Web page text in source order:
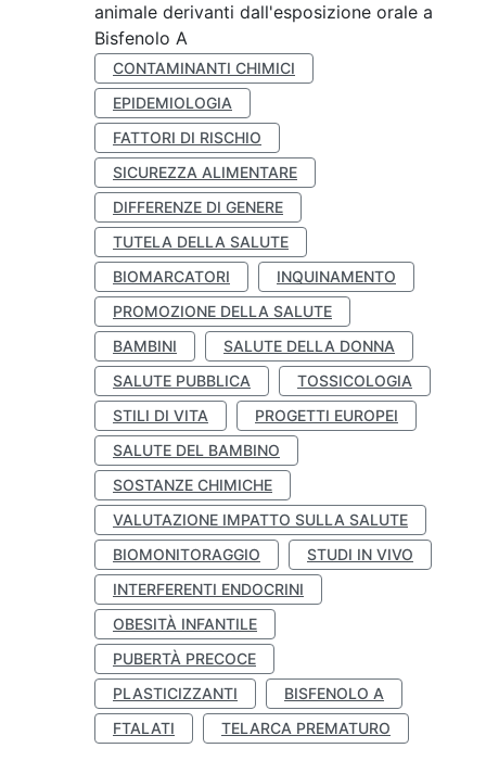
animale derivanti dall'esposizione orale a
Bisfenolo A
CONTAMINANTI CHIMICI
EPIDEMIOLOGIA
FATTORI DI RISCHIO
SICUREZZA ALIMENTARE
DIFFERENZE DI GENERE
TUTELA DELLA SALUTE
BIOMARCATORI
INQUINAMENTO
PROMOZIONE DELLA SALUTE
BAMBINI
SALUTE DELLA DONNA
SALUTE PUBBLICA
TOSSICOLOGIA
STILI DI VITA
PROGETTI EUROPEI
SALUTE DEL BAMBINO
SOSTANZE CHIMICHE
VALUTAZIONE IMPATTO SULLA SALUTE
BIOMONITORAGGIO
STUDI IN VIVO
INTERFERENTI ENDOCRINI
OBESITÀ INFANTILE
PUBERTÀ PRECOCE
PLASTICIZZANTI
BISFENOLO A
FTALATI
TELARCA PREMATURO